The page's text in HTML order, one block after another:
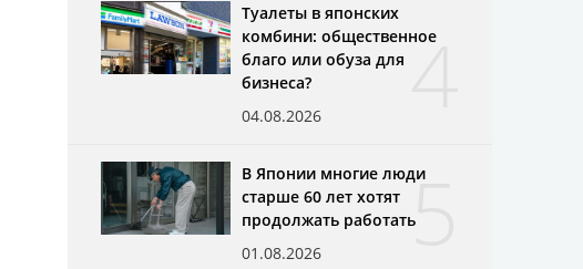
4
Туалеты в японских
комбини: общественное
благо или обуза для
бизнеса?
04.08.2026
5
В Японии многие люди
старше 60 лет хотят
продолжать работать
01.08.2026